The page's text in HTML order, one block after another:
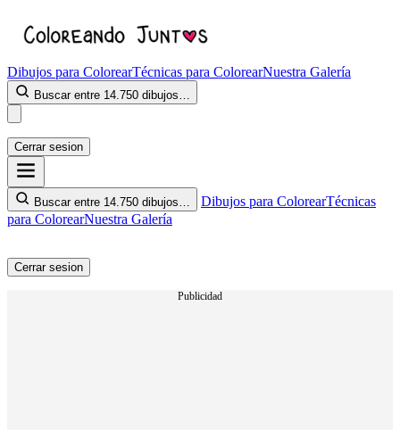
Dibujos para ColorearTécnicas para ColorearNuestra Galería
Buscar entre 14.750 dibujos…
Cerrar sesion
Buscar entre 14.750 dibujos… Dibujos para ColorearTécnicas
para ColorearNuestra Galería
Cerrar sesion
Publicidad